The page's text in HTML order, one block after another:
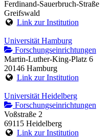
Ferdinand-Sauerbruch-Straße
Greifswald
Link zur Institution
Universität Hamburg
Forschungseinrichtungen
Martin-Luther-King-Platz 6
20146 Hamburg
Link zur Institution
Universität Heidelberg
Forschungseinrichtungen
Voßstraße 2
69115 Heidelberg
Link zur Institution